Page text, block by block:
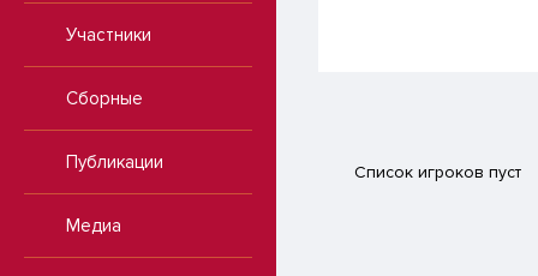
Участники
Сборные
Публикации
Медиа
Список игроков пуст